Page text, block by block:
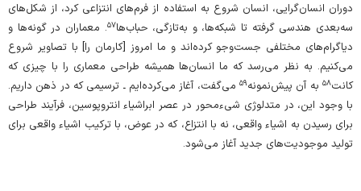
دوران انسان‌گرایی، انسان شروع به استفاده از فرم‌های انتزاعی کرد، از شکل‌های
سه‌بعدی هندسی گرفته تا شبکه‌ها، و به‌تازگی، حباب‌ها۵۷. معماران در گونه‌ها و
دیاگرام‌های مختلفی جست‌و‌جو کرده‌اند و ما امروز [کارمان را] با تصاویر شروع
می‌کنیم. به نظر می‌رسد که ما انسان‌ها همیشه طراحی معماری را با چیزی که
کانت۵۸ به آن پیش‌نمونه۵۹ می‌گفت، آغاز می‌کرده‌ایم ـ ترسیمی که در ذهن داریم.
با وجود این، در متدلوژی شیءمحور در عصر ابراشیاء انتروپوسین، فرآیند طراحی
برای رسیدن به اشیاء واقعی، نه با انتزاع، که در عوض، با ترکیب اشیاء واقعی برای
تولید موجودیت‌های جدید آغاز می‌شود.